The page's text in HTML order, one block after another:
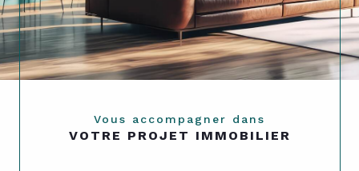
Vous accompagner dans
VOTRE PROJET IMMOBILIER